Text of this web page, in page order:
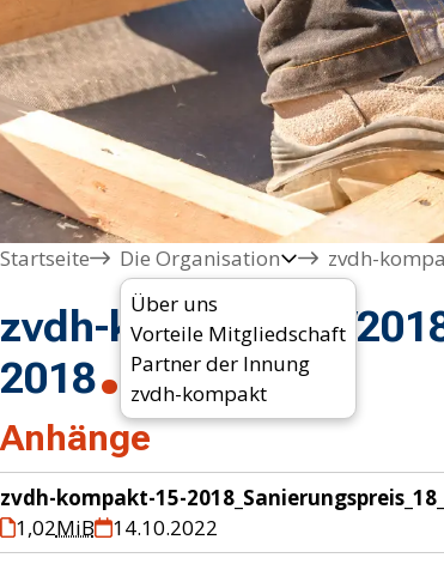
Startseite
Die Organisation
Über uns
Vorteile Mitgliedschaft
Partner der Innung
zvdh-kompakt
zvdh-
zvdh-kompakt 15/
2018
Anhänge
zvdh-kompakt-15-
1,02MiB 14.10.2022